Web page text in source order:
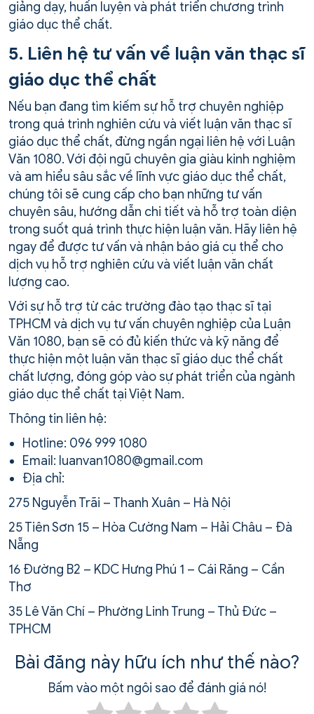
giảng dạy, huấn luyện và phát triển chương trình
giáo dục thể chất.
5. Liên hệ tư vấn về luận văn thạc sĩ
giáo dục thể chất
Nếu bạn đang tìm kiếm sự hỗ trợ chuyên nghiệp
trong quá trình nghiên cứu và viết luận văn thạc sĩ
giáo dục thể chất, đừng ngần ngại liên hệ với Luận
Văn 1080. Với đội ngũ chuyên gia giàu kinh nghiệm
và am hiểu sâu sắc về lĩnh vực giáo dục thể chất,
chúng tôi sẽ cung cấp cho bạn những tư vấn
chuyên sâu, hướng dẫn chi tiết và hỗ trợ toàn diện
trong suốt quá trình thực hiện luận văn. Hãy liên hệ
ngay để được tư vấn và nhận báo giá cụ thể cho
dịch vụ hỗ trợ nghiên cứu và viết luận văn chất
lượng cao.
Với sự hỗ trợ từ các trường đào tạo thạc sĩ tại
TPHCM và dịch vụ tư vấn chuyên nghiệp của Luận
Văn 1080, bạn sẽ có đủ kiến thức và kỹ năng để
thực hiện một luận văn thạc sĩ giáo dục thể chất
chất lượng, đóng góp vào sự phát triển của ngành
giáo dục thể chất tại Việt Nam.
Thông tin liên hệ:
Hotline: 096 999 1080
Email: luanvan1080@gmail.com
Địa chỉ:
275 Nguyễn Trãi – Thanh Xuân – Hà Nội
25 Tiên Sơn 15 – Hòa Cường Nam – Hải Châu – Đà
Nẵng
16 Đường B2 – KDC Hưng Phú 1 – Cái Răng – Cần
Thơ
35 Lê Văn Chí – Phường Linh Trung – Thủ Đức –
TPHCM
Bài đăng này hữu ích như thế nào?
Bấm vào một ngôi sao để đánh giá nó!